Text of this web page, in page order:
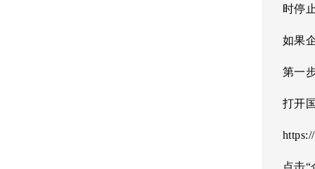
时停
如果
第一
打开
点击